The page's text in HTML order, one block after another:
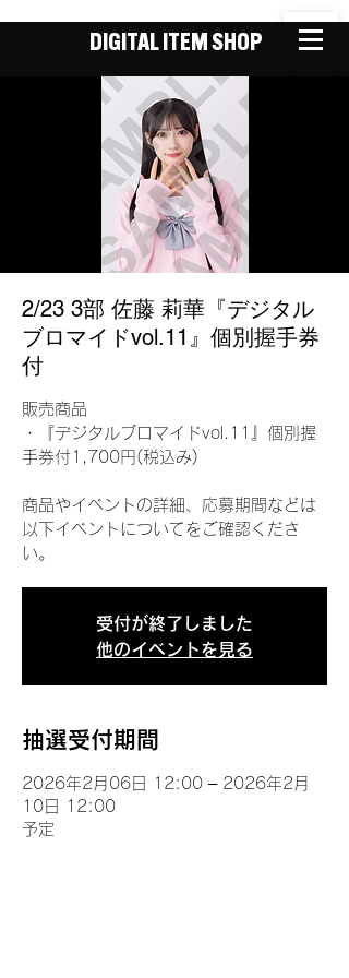
DIGITAL ITEM SHOP
2/23 3部 佐藤 莉華『デジタル
ブロマイドvol.11』個別握手券
付
販売商品
・『デジタルブロマイドvol.11』個別握
手券付1,700円(税込み)
商品やイベントの詳細、応募期間などは
以下イベントについてをご確認くださ
い。
受付が終了しました
他のイベントを見る
抽選受付期間
2026年2月06日 12:00 – 2026年2月
10日 12:00
予定